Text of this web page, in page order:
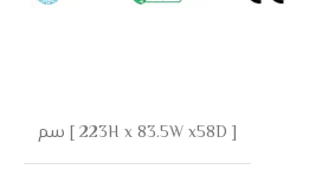
[ 223H x 83.5W x58D ] سم